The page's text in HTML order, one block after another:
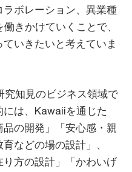
ボレーション、異業種
きかけていくことで、
いきたいと考えていま
究知見のビジネス領域で
は、Kawaiiを通じた
品の開発」「安心感・親
などの場の設計」、
り方の設計」「かわいげ